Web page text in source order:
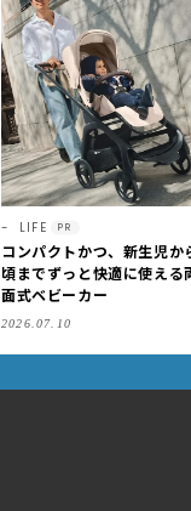
FASHION
シーンに合わせて賢く使い
け！暑い夏こそ！ 予定あ
考える「ブラデリスニュー
ク」の快適ブラジャー
2026.07.07